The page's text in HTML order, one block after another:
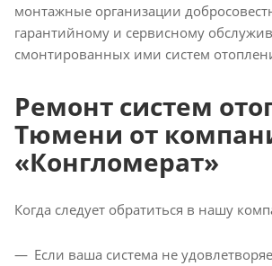
монтажные организации
гарантийному и сервисному
смонтированных ими систем
Ремонт систем
Тюмени от
«Конгломерат»
Когда следует обратиться в нашу
Если ваша система не